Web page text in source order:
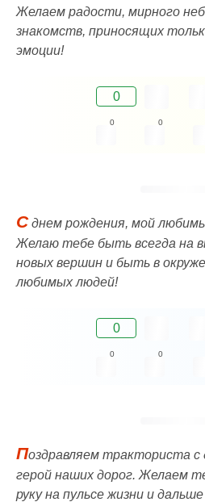
Желаем радости, мирного
знакомств, приносящих
эмоции!
0
0 0
Сднем рождения, мой
Желаю тебе быть всегда на
новых вершин и быть в
любимых людей!
0
0 0
Поздравляем тракториста
герой наших дорог. Желаем
руку на пульсе жизни и